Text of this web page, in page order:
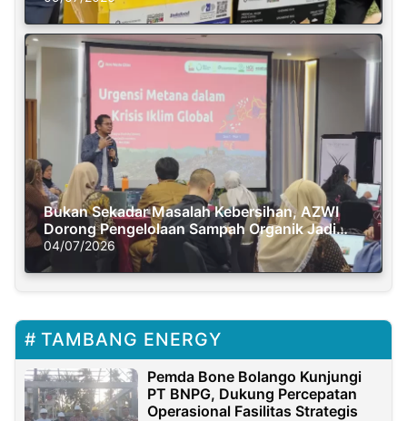
Bukan Sekadar Masalah Kebersihan, AZWI
Dorong Pengelolaan Sampah Organik Jadi
Solusi Krisis Iklim
04/07/2026
TAMBANG ENERGY
Pemda Bone Bolango Kunjungi
PT BNPG, Dukung Percepatan
Operasional Fasilitas Strategis